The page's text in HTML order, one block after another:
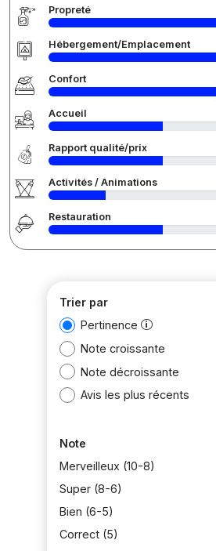
Propreté
Hébergement/Emplacement
Confort
Accueil
Rapport qualité/prix
Activités / Animations
Restauration
Trier par
Pertinence
Note croissante
Note décroissante
Avis les plus récents
Note
Merveilleux (10-8)
Super (8-6)
Bien (6-5)
Correct (5)